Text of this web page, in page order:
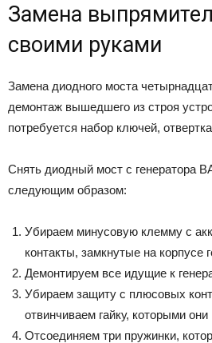
Замена
своими руками
Замена диодного моста
демонтаж вышедшего из строя
потребуется набор ключей,
Снять диодный мост с генератора
следующим образом:
Убираем минусовую клемму с
контакты, замкнутые на корпусе
Демонтируем все идущие к
Убираем защиту с плюсовых
отвинчиваем гайку, которыми они
Отсоединяем три пружинки,